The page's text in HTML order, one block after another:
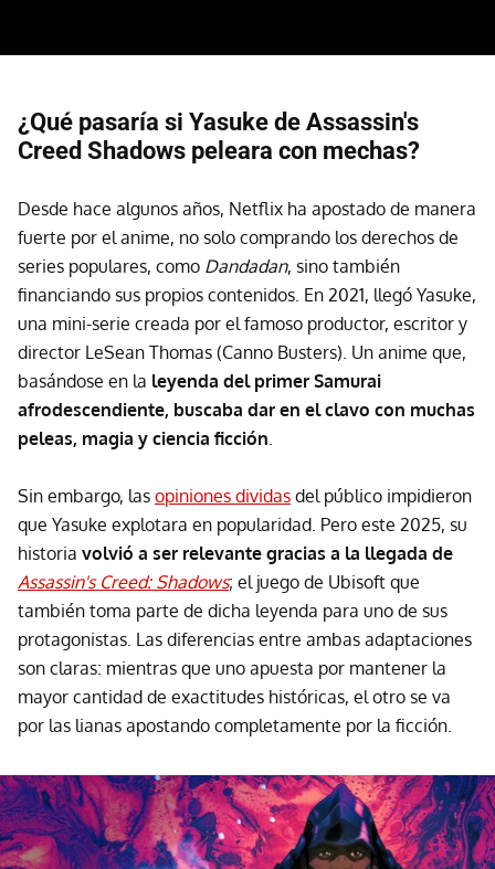
¿Qué pasaría si Yasuke de Assassin's
Creed Shadows peleara con mechas?
Desde hace algunos años, Netflix ha apostado de manera
fuerte por el anime, no solo comprando los derechos de
series populares, como Dandadan, sino también
financiando sus propios contenidos. En 2021, llegó Yasuke,
una mini-serie creada por el famoso productor, escritor y
director LeSean Thomas (Canno Busters). Un anime que,
basándose en la leyenda del primer Samurai
afrodescendiente, buscaba dar en el clavo con muchas
peleas, magia y ciencia ficción.
Sin embargo, las opiniones dividas del público impidieron
que Yasuke explotara en popularidad. Pero este 2025, su
historia volvió a ser relevante gracias a la llegada de
Assassin's Creed: Shadows; el juego de Ubisoft que
también toma parte de dicha leyenda para uno de sus
protagonistas. Las diferencias entre ambas adaptaciones
son claras: mientras que uno apuesta por mantener la
mayor cantidad de exactitudes históricas, el otro se va
por las lianas apostando completamente por la ficción.